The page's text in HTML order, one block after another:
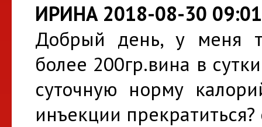
ИРИНА 2018-08-30
Добрый день, у меня
более 200гр.вина в
суточную норму
инъекции прекратиться?